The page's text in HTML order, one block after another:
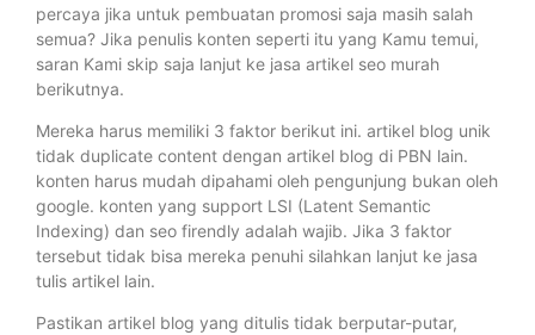
percaya jika untuk pembuatan promosi saja masih salah
semua? Jika penulis konten seperti itu yang Kamu temui,
saran Kami skip saja lanjut ke jasa artikel seo murah
berikutnya.
Mereka harus memiliki 3 faktor berikut ini. artikel blog unik
tidak duplicate content dengan artikel blog di PBN lain.
konten harus mudah dipahami oleh pengunjung bukan oleh
google. konten yang support LSI (Latent Semantic
Indexing) dan seo firendly adalah wajib. Jika 3 faktor
tersebut tidak bisa mereka penuhi silahkan lanjut ke jasa
tulis artikel lain.
Pastikan artikel blog yang ditulis tidak berputar-putar,